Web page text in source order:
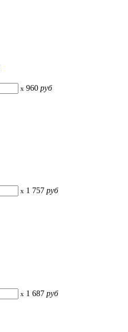
x 960 руб
x 1 757 руб
x 1 687 руб